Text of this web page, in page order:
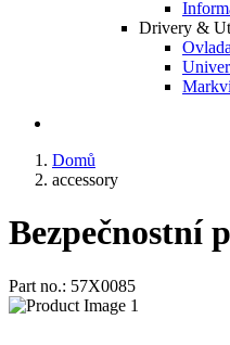
Drivery &
Domů
accessory
Bezpečnostní
Part no.: 57X0085